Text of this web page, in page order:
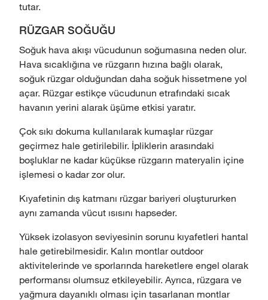
tutar.
RÜZGAR SOĞUĞU
Soğuk hava akışı vücudunun soğumasına neden olur.
Hava sıcaklığına ve rüzgarın hızına bağlı olarak,
soğuk rüzgar olduğundan daha soğuk hissetmene yol
açar. Rüzgar estikçe vücudunun etrafındaki sıcak
havanın yerini alarak üşüme etkisi yaratır.
Çok sıkı dokuma kullanılarak kumaşlar rüzgar
geçirmez hale getirilebilir. İpliklerin arasındaki
boşluklar ne kadar küçükse rüzgarın materyalin içine
işlemesi o kadar zor olur.
Kıyafetinin dış katmanı rüzgar bariyeri oluştururken
aynı zamanda vücut ısısını hapseder.
Yüksek izolasyon seviyesinin sorunu kıyafetleri hantal
hale getirebilmesidir. Kalın montlar outdoor
aktivitelerinde ve sporlarında hareketlere engel olarak
performansı olumsuz etkileyebilir. Ayrıca, rüzgara ve
yağmura dayanıklı olması için tasarlanan montlar